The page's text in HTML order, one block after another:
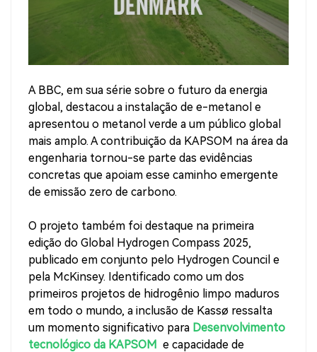
A BBC, em sua série sobre o futuro da energia
global, destacou a instalação de e-metanol e
apresentou o metanol verde a um público global
mais amplo. A contribuição da KAPSOM na área da
engenharia tornou-se parte das evidências
concretas que apoiam esse caminho emergente
de emissão zero de carbono.
O projeto também foi destaque na primeira
edição do Global Hydrogen Compass 2025,
publicado em conjunto pelo Hydrogen Council e
pela McKinsey. Identificado como um dos
primeiros projetos de hidrogênio limpo maduros
em todo o mundo, a inclusão de Kassø ressalta
um momento significativo para Desenvolvimento
tecnológico da KAPSOM e capacidade de